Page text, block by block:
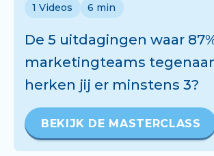
1 Videos 6 min
De 5 uitdagingen waar
marketingteams
herken jij er minstens 3?
BEKIJK DE MASTERCLASS